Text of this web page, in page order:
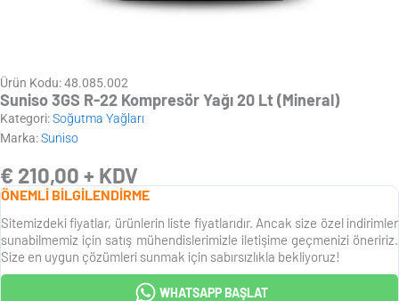
Ürün Kodu: 48.085.002
Suniso 3GS R-22 Kompresör Yağı 20 Lt (Mineral)
Kategori:Soğutma Yağları
Marka:Suniso
€ 210,00 + KDV
ÖNEMLİ BİLGİLENDİRME
Sitemizdeki fiyatlar, ürünlerin liste fiyatlarıdır. Ancak size özel indirimler
sunabilmemiz için satış mühendislerimizle iletişime geçmenizi öneririz.
Size en uygun çözümleri sunmak için sabırsızlıkla bekliyoruz!
WHATSAPP BAŞLAT